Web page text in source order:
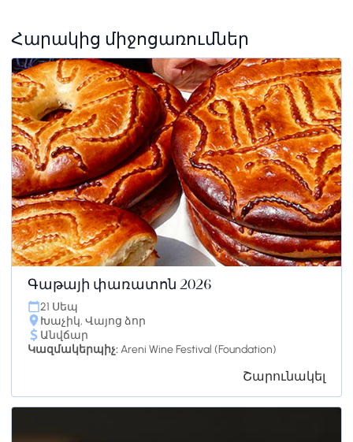
Հարակից միջոցառումներ
Գաթայի փառատոն 2026
21 Սեպ
Խաչիկ, Վայոց ձոր
Անվճար
Կազմակերպիչ:Areni Wine Festival (Foundation)
Շարունակել